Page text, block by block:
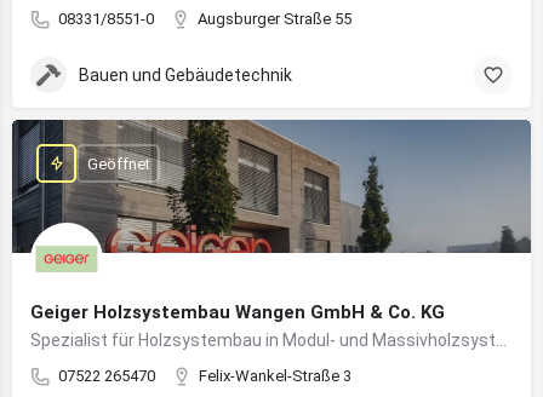
08331/8551-0 Augsburger Straße 55
Bauen und Gebäudetechnik
Geiger Holzsystembau Wangen GmbH & Co. KG
07522 265470 Felix-Wankel-Straße 3
Geöffnet